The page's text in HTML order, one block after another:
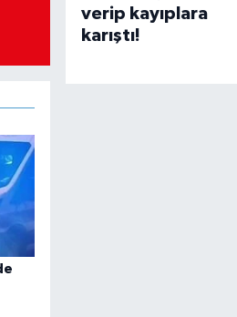
verip kayıplara
karıştı!